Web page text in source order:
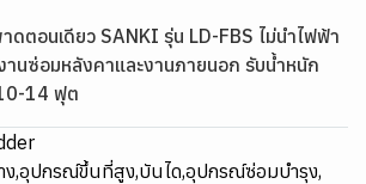
ดตอนเดียว SANKI รุ่น LD-FBS ไม่นำไฟฟ้า
านซ่อมหลังคาและงานภายนอก รับน้ำหนัก
14 ฟุต
ง,อุปกรณ์ขึ้นที่สูง,บันได,อุปกรณ์ซ่อมบำรุง,